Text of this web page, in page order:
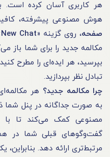
هر کاربری آسان کرده است.
هوش مصنوعی پیشرفته،
صفحه، روی گزینه «New Chat
مکالمه جدید را برای شما باز
تبادل نظر بپردازید.
چرا مکالمه جدید؟
به صورت جداگانه در پنل
مصنوعی کمک می‌کند تا با
گفت‌وگوهای قبلی شما در
مرتبط‌تری ارائه دهد. بنابراین،